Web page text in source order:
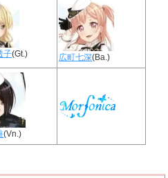
子(Gt.) 広町七深(Ba.)
(Vn.)